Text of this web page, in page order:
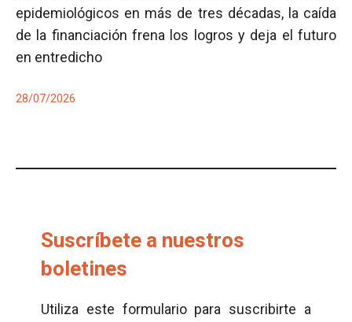
epidemiológicos en más de tres décadas, la caída
de la financiación frena los logros y deja el futuro
en entredicho
28/07/2026
Suscríbete a nuestros
boletines
Utiliza este formulario para suscribirte a